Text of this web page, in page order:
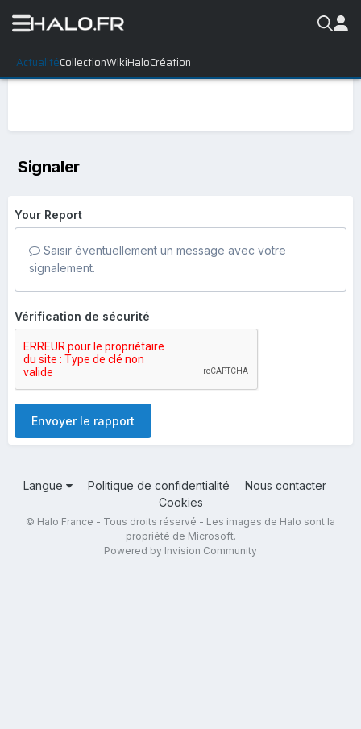
ActualitéCollectionWikiHaloCréation
Signaler
Your Report
Saisir éventuellement un message avec votre
signalement.
Vérification de sécurité
Envoyer le rapport
Langue Politique de confidentialité
Nous contacter
Cookies
© Halo France - Tous droits réservé - Les images de Halo sont la
propriété de Microsoft.
Powered by Invision Community